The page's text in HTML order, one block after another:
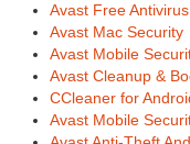
Avast Free Antivirus
Avast Mac Security
Avast Mobile
Avast Cleanup &
CCleaner for
Avast Mobile